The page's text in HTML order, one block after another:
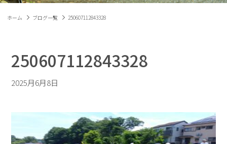
ホーム ブログ一覧 250607112843328
250607112843328
2025月6月8日